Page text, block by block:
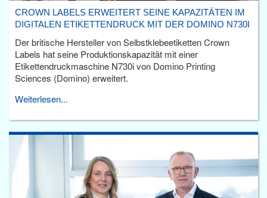
CROWN LABELS ERWEITERT SEINE KAPAZITÄTEN IM
DIGITALEN ETIKETTENDRUCK MIT DER DOMINO N730I
Der britische Hersteller von Selbstklebeetiketten Crown
Labels hat seine Produktionskapazität mit einer
Etikettendruckmaschine N730i von Domino Printing
Sciences (Domino) erweitert.
Weiterlesen...